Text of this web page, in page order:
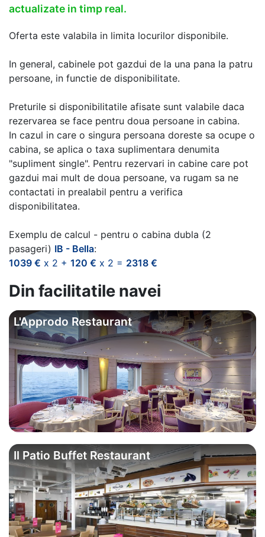
actualizate in timp real.
Oferta este valabila in limita locurilor disponibile.
In general, cabinele pot gazdui de la una pana la patru
persoane, in functie de disponibilitate.
Preturile si disponibilitatile afisate sunt valabile daca
rezervarea se face pentru doua persoane in cabina.
In cazul in care o singura persoana doreste sa ocupe o
cabina, se aplica o taxa suplimentara denumita
"supliment single". Pentru rezervari in cabine care pot
gazdui mai mult de doua persoane, va rugam sa ne
contactati in prealabil pentru a verifica
disponibilitatea.
Exemplu de calcul - pentru o cabina dubla (2
pasageri) IB - Bella:
1039 € x 2 + 120 € x 2 = 2318 €
Din facilitatile navei
L'Approdo Restaurant
Il Patio Buffet Restaurant